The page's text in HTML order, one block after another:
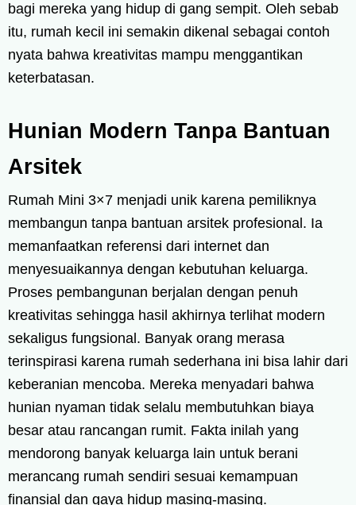
bagi mereka yang hidup di gang sempit. Oleh sebab
itu, rumah kecil ini semakin dikenal sebagai contoh
nyata bahwa kreativitas mampu menggantikan
keterbatasan.
Hunian Modern Tanpa Bantuan
Arsitek
Rumah Mini 3×7 menjadi unik karena pemiliknya
membangun tanpa bantuan arsitek profesional. Ia
memanfaatkan referensi dari internet dan
menyesuaikannya dengan kebutuhan keluarga.
Proses pembangunan berjalan dengan penuh
kreativitas sehingga hasil akhirnya terlihat modern
sekaligus fungsional. Banyak orang merasa
terinspirasi karena rumah sederhana ini bisa lahir dari
keberanian mencoba. Mereka menyadari bahwa
hunian nyaman tidak selalu membutuhkan biaya
besar atau rancangan rumit. Fakta inilah yang
mendorong banyak keluarga lain untuk berani
merancang rumah sendiri sesuai kemampuan
finansial dan gaya hidup masing-masing.